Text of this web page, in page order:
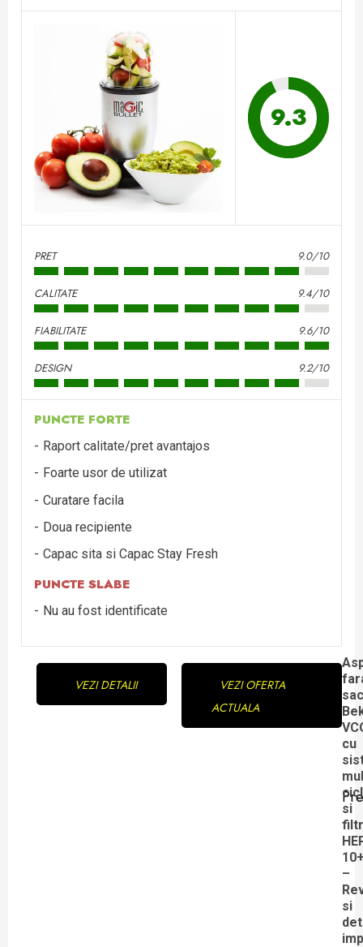
9.3
PRET 9.0/10
CALITATE 9.4/10
FIABILITATE 9.6/10
DESIGN 9.2/10
PUNCTE FORTE
Raport calitate/pret avantajos
Foarte usor de utilizat
Curatare facila
Doua recipiente
Capac sita si Capac Stay Fresh
PUNCTE SLABE
Nu au fost identificate
VEZI DETALII
VEZI OFERTA
ACTUALA
Continue
Reading
sac
cu
si
–
si